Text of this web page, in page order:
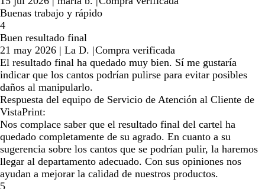
Buenas trabajo y rápido
4
Buen resultado final
21 may 2026 | La D. |Compra verificada
El resultado final ha quedado muy bien. Sí me gustaría
indicar que los cantos podrían pulirse para evitar posibles
daños al manipularlo.
Respuesta del equipo de Servicio de Atención al Cliente de
VistaPrint:
Nos complace saber que el resultado final del cartel ha
quedado completamente de su agrado. En cuanto a su
sugerencia sobre los cantos que se podrían pulir, la haremos
llegar al departamento adecuado. Con sus opiniones nos
ayudan a mejorar la calidad de nuestros productos.
5